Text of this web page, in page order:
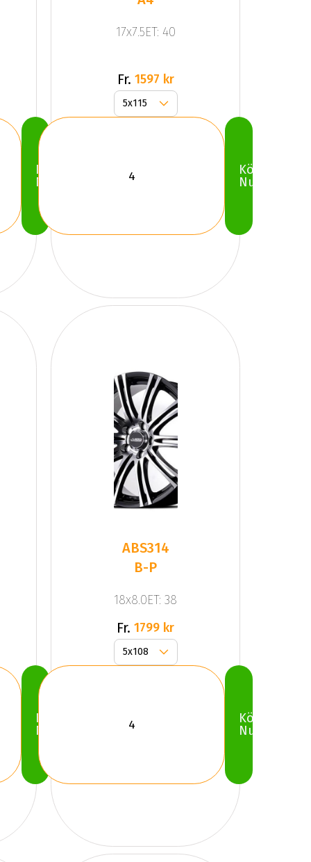
Köp
Nu
17x7.5ET: 40
Fr. 1597 kr
Köp
Nu
Köp
Nu
ABS314
B-P
18x8.0ET: 38
Fr. 1799 kr
Köp
Nu